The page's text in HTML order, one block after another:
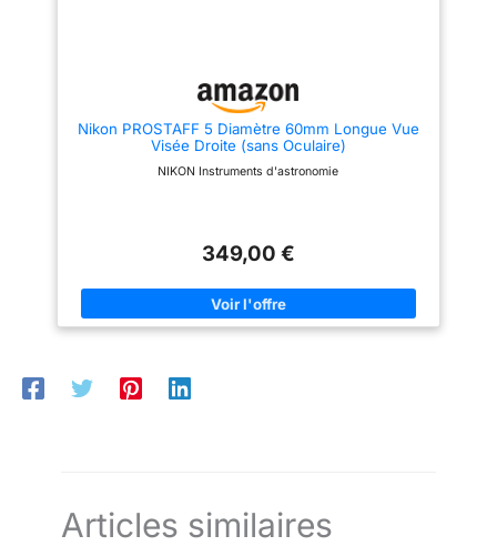
Nikon PROSTAFF 5 Diamètre 60mm Longue Vue
Visée Droite (sans Oculaire)
NIKON Instruments d'astronomie
349,00 €
Articles similaires